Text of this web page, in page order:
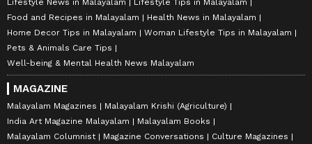
Lifestyle News in Malayalam
Lifestyle Tips in Malayalam
Food and Recipes in Malayalam
Health News in Malayalam
Home Decor Tips in Malayalam
Woman Lifestyle Tips in Malayalam
Pets & Animals Care Tips
Well-being & Mental Health News Malayalam
MAGAZINE
Malayalam Magazines
Malayalam Krishi (Agriculture)
India Art Magazine Malayalam
Malayalam Books
Malayalam Columnist
Magazine Conversations
Culture Magazines